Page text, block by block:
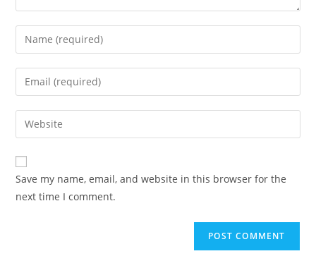
Enter
your
name
comment
Enter
your
email
address
comment
Enter
your
website
URL
(optional)
Save my name, email, and website in this browser for the
next time I comment.